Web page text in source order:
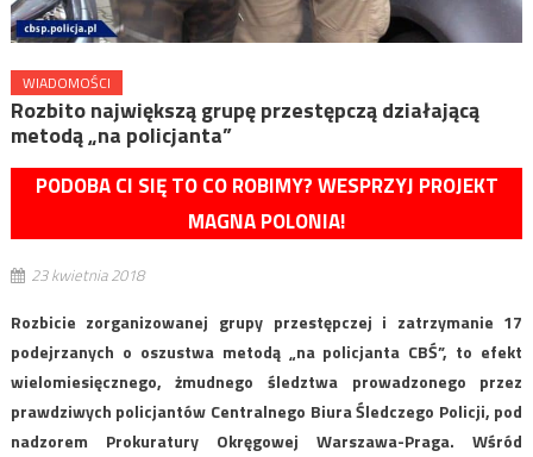
WIADOMOŚCI
Rozbito największą grupę przestępczą działającą
metodą „na policjanta”
PODOBA CI SIĘ TO CO ROBIMY? WESPRZYJ PROJEKT
MAGNA POLONIA!
23 kwietnia 2018
Rozbicie zorganizowanej grupy przestępczej i zatrzymanie 17
podejrzanych o oszustwa metodą „na policjanta CBŚ”, to efekt
wielomiesięcznego, żmudnego śledztwa prowadzonego przez
prawdziwych policjantów Centralnego Biura Śledczego Policji, pod
nadzorem Prokuratury Okręgowej Warszawa-Praga. Wśród